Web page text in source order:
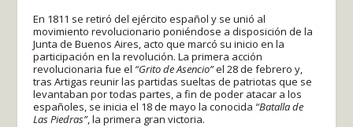
En 1811 se retiró del ejército español y se unió al
movimiento revolucionario poniéndose a disposición de la
Junta de Buenos Aires, acto que marcó su inicio en la
participación en la revolución. La primera acción
revolucionaria fue el “Grito de Asencio”el 28 de febrero y,
tras Artigas reunir las partidas sueltas de patriotas que se
levantaban por todas partes, a fin de poder atacar a los
españoles, se inicia el 18 de mayo la conocida “Batalla de
Las Piedras”, la primera gran victoria.